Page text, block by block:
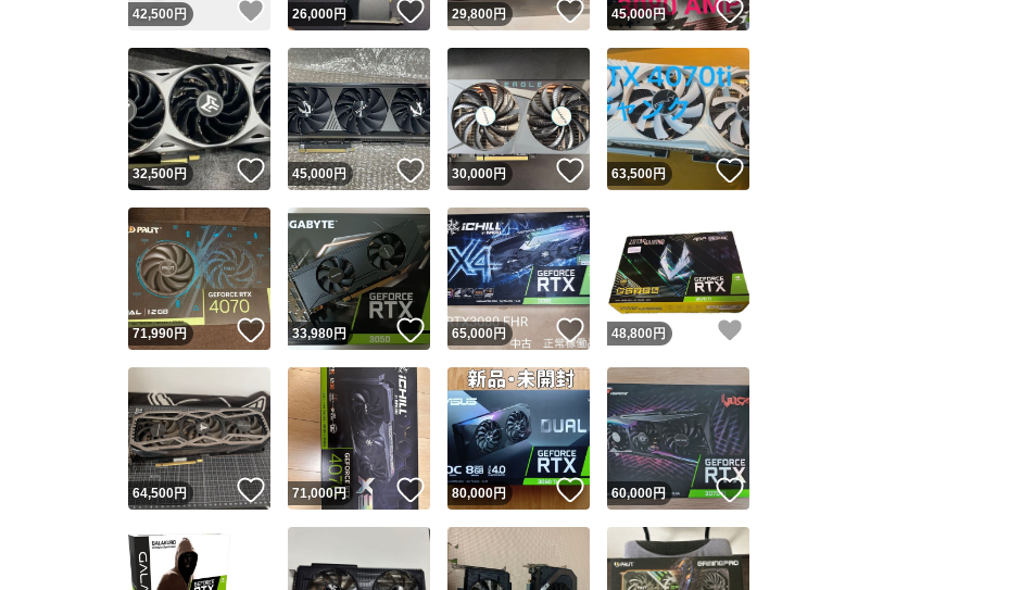
取引実績
取引実績◯+ このユーザーはYahoo!フリマの取引を完了させた実績があります
他フリマ実績◯+ このユーザーは他フリマサービスでの取引実績があります
スピード&安心発送
※このバッジは実績に基づく表示であり、発送を保証しているものではありません
スピード＆安心発送
このユーザーは高頻度で24時間以内＆設定した発送日数内に発送してい
ます
スピード発送 このユーザーは高頻度で24時間以内に発送しています
安心発送 このユーザーは設定した発送日数内に発送しています
商品画像の無断転載は禁止されています
コピーは
1商品につき1回です
出品ページへ
42,500 円 いいね！
26,000円 いいね！
29,800円 いいね！
45,000円 いいね！
32,500円 いいね！
45,000円 いいね！
30,000円 いいね！
63,500円 いいね！
71,990円 いいね！
33,980円 いいね！
65,000円 いいね！
48,800 円
64,500円 いいね！
71,000円 いいね！
80,000円 いいね！
60,000円 いいね！